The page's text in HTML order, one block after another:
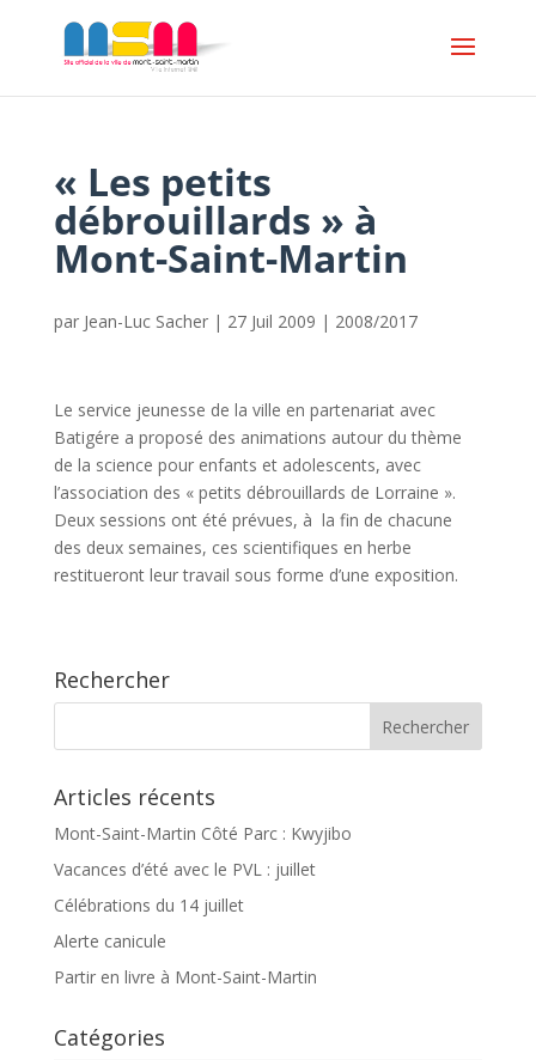
« Les petits
débrouillards » à
Mont-Saint-Martin
par Jean-Luc Sacher| 27 Juil 2009 | 2008/2017
Le service jeunesse de la ville en partenariat avec
Batigére a proposé des animations autour du thème
de la science pour enfants et adolescents, avec
l’association des « petits débrouillards de Lorraine ».
Deux sessions ont été prévues, à la fin de chacune
des deux semaines, ces scientifiques en herbe
restitueront leur travail sous forme d’une exposition.
Rechercher
Articles récents
Mont-Saint-Martin Côté Parc : Kwyjibo
Vacances d’été avec le PVL : juillet
Célébrations du 14 juillet
Alerte canicule
Partir en livre à Mont-Saint-Martin
Catégories